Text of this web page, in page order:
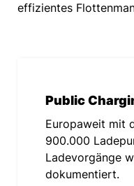
6,00 €¹
Grundgebühr für
Funktion
effizientes
Public
Europaweit mit
900.000
Ladevorgänge
dokumentiert.